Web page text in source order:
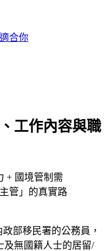
合你
工作內容與職
+ 國境管制需
管」的真實路
部移民署的公務員，
及無國籍人士的居留/